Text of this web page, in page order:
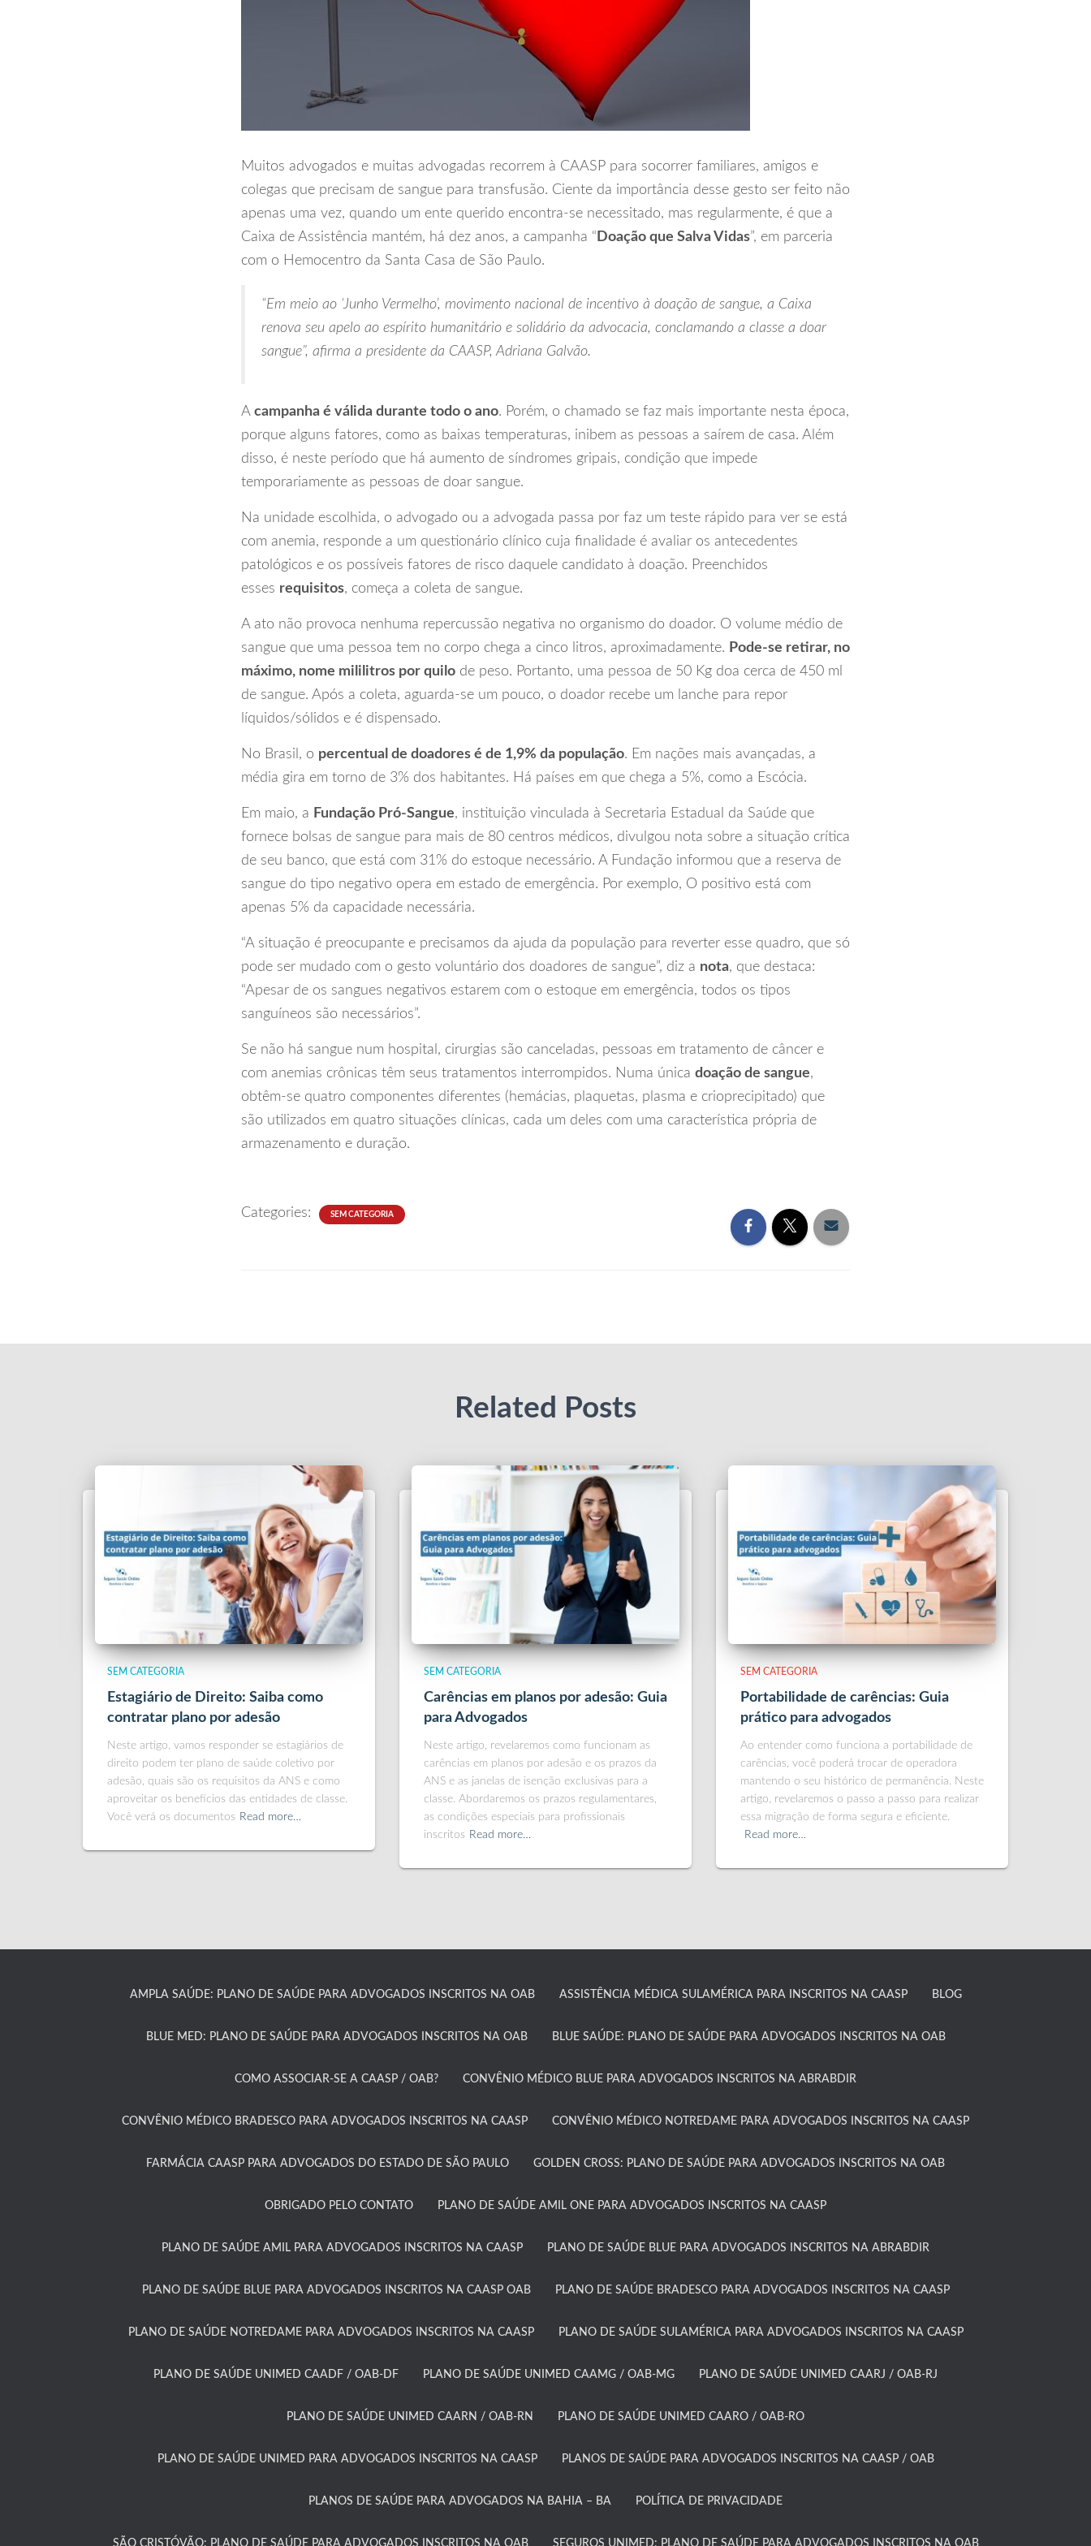
Muitos advogados e muitas advogadas recorrem à CAASP para socorrer familiares, amigos e
colegas que precisam de sangue para transfusão. Ciente da importância desse gesto ser feito não
apenas uma vez, quando um ente querido encontra-se necessitado, mas regularmente, é que a
Caixa de Assistência mantém, há dez anos, a campanha “ Doação que Salva Vidas”, em parceria
com o Hemocentro da Santa Casa de São Paulo.
“Em meio ao ‘Junho Vermelho’, movimento nacional de incentivo à doação de sangue, a Caixa
renova seu apelo ao espírito humanitário e solidário da advocacia, conclamando a classe a doar
sangue”, afirma a presidente da CAASP, Adriana Galvão.
A campanha é válida durante todo o ano. Porém, o chamado se faz mais importante nesta época,
porque alguns fatores, como as baixas temperaturas, inibem as pessoas a saírem de casa. Além
disso, é neste período que há aumento de síndromes gripais, condição que impede
temporariamente as pessoas de doar sangue.
Na unidade escolhida, o advogado ou a advogada passa por faz um teste rápido para ver se está
com anemia, responde a um questionário clínico cuja finalidade é avaliar os antecedentes
patológicos e os possíveis fatores de risco daquele candidato à doação. Preenchidos
esses requisitos, começa a coleta de sangue.
A ato não provoca nenhuma repercussão negativa no organismo do doador. O volume médio de
sangue que uma pessoa tem no corpo chega a cinco litros, aproximadamente. Pode-se retirar, no
máximo, nome mililitros por quilo de peso. Portanto, uma pessoa de 50 Kg doa cerca de 450 ml
de sangue. Após a coleta, aguarda-se um pouco, o doador recebe um lanche para repor
líquidos/sólidos e é dispensado.
No Brasil, o percentual de doadores é de 1,9% da população. Em nações mais avançadas, a
média gira em torno de 3% dos habitantes. Há países em que chega a 5%, como a Escócia.
Em maio, a Fundação Pró-Sangue, instituição vinculada à Secretaria Estadual da Saúde que
fornece bolsas de sangue para mais de 80 centros médicos, divulgou nota sobre a situação crítica
de seu banco, que está com 31% do estoque necessário. A Fundação informou que a reserva de
sangue do tipo negativo opera em estado de emergência. Por exemplo, O positivo está com
apenas 5% da capacidade necessária.
“A situação é preocupante e precisamos da ajuda da população para reverter esse quadro, que só
pode ser mudado com o gesto voluntário dos doadores de sangue”, diz a nota, que destaca:
“Apesar de os sangues negativos estarem com o estoque em emergência, todos os tipos
sanguíneos são necessários”.
Se não há sangue num hospital, cirurgias são canceladas, pessoas em tratamento de câncer e
com anemias crônicas têm seus tratamentos interrompidos. Numa única doação de sangue,
obtêm-se quatro componentes diferentes (hemácias, plaquetas, plasma e crioprecipitado) que
são utilizados em quatro situações clínicas, cada um deles com uma característica própria de
armazenamento e duração.
Categories: SEM CATEGORIA
Related Posts
SEM CATEGORIA
Estagiário de Direito: Saiba como
contratar plano por adesão
Neste artigo, vamos responder se estagiários de
direito podem ter plano de saúde coletivo por
adesão, quais são os requisitos da ANS e como
aproveitar os benefícios das entidades de classe.
Você verá os documentos Read more…
SEM CATEGORIA
Carências em planos por adesão: Guia
para Advogados
Neste artigo, revelaremos como funcionam as
carências em planos por adesão e os prazos da
ANS e as janelas de isenção exclusivas para a
classe. Abordaremos os prazos regulamentares,
as condições especiais para profissionais
inscritos Read more…
SEM CATEGORIA
Portabilidade de carências: Guia
prático para advogados
Ao entender como funciona a portabilidade de
carências, você poderá trocar de operadora
mantendo o seu histórico de permanência. Neste
artigo, revelaremos o passo a passo para realizar
essa migração de forma segura e eficiente.
Read more…
AMPLA SAÚDE: PLANO DE SAÚDE PARA ADVOGADOS INSCRITOS NA OAB ASSISTÊNCIA MÉDICA SULAMÉRICA PARA INSCRITOS NA CAASP​ BLOG
BLUE MED: PLANO DE SAÚDE PARA ADVOGADOS INSCRITOS NA OAB BLUE SAÚDE: PLANO DE SAÚDE PARA ADVOGADOS INSCRITOS NA OAB​
COMO ASSOCIAR-SE A CAASP / OAB?​ CONVÊNIO MÉDICO BLUE PARA ADVOGADOS INSCRITOS NA ABRABDIR
CONVÊNIO MÉDICO BRADESCO PARA ADVOGADOS INSCRITOS NA CAASP​ CONVÊNIO MÉDICO NOTREDAME PARA ADVOGADOS INSCRITOS NA CAASP​
FARMÁCIA CAASP PARA ADVOGADOS DO ESTADO DE SÃO PAULO​ GOLDEN CROSS: PLANO DE SAÚDE PARA ADVOGADOS INSCRITOS NA OAB
OBRIGADO PELO CONTATO PLANO DE SAÚDE AMIL ONE PARA ADVOGADOS INSCRITOS NA CAASP​
PLANO DE SAÚDE AMIL PARA ADVOGADOS INSCRITOS NA CAASP PLANO DE SAÚDE BLUE PARA ADVOGADOS INSCRITOS NA ABRABDIR
PLANO DE SAÚDE BLUE PARA ADVOGADOS INSCRITOS NA CAASP OAB PLANO DE SAÚDE BRADESCO PARA ADVOGADOS INSCRITOS NA CAASP​
PLANO DE SAÚDE NOTREDAME PARA ADVOGADOS INSCRITOS NA CAASP​ PLANO DE SAÚDE SULAMÉRICA PARA ADVOGADOS INSCRITOS NA CAASP​
PLANO DE SAÚDE UNIMED CAADF / OAB-DF​ PLANO DE SAÚDE UNIMED CAAMG / OAB-MG​ PLANO DE SAÚDE UNIMED CAARJ / OAB-RJ​
PLANO DE SAÚDE UNIMED CAARN / OAB-RN PLANO DE SAÚDE UNIMED CAARO / OAB-RO​
PLANO DE SAÚDE UNIMED PARA ADVOGADOS INSCRITOS NA CAASP​ PLANOS DE SAÚDE PARA ADVOGADOS INSCRITOS NA CAASP / OAB
PLANOS DE SAÚDE PARA ADVOGADOS NA BAHIA – BA​ POLÍTICA DE PRIVACIDADE
SÃO CRISTÓVÃO: PLANO DE SAÚDE PARA ADVOGADOS INSCRITOS NA OAB SEGUROS UNIMED: PLANO DE SAÚDE PARA ADVOGADOS INSCRITOS NA OAB